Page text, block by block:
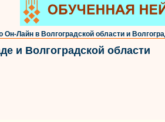
Лайн в Волгоградской области и
и Волгоградской области